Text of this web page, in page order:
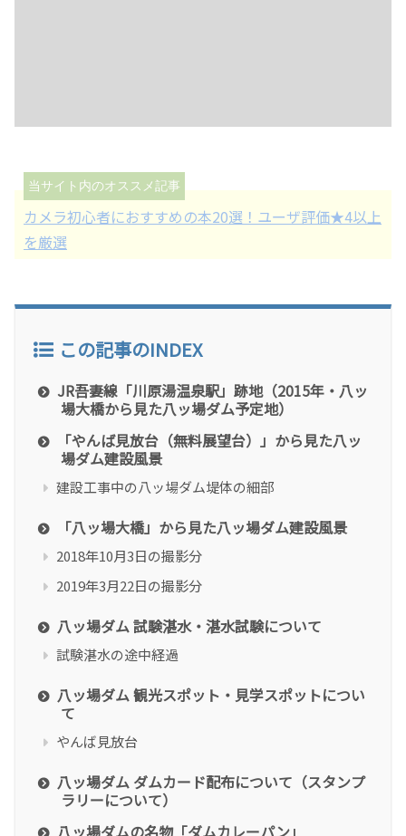
カメラ初心者におすすめの本20選！ユーザ評価★4以上
を厳選
この記事のINDEX
JR吾妻線「川原湯温泉駅」跡地（2015年・八ッ
場大橋から見た八ッ場ダム予定地）
「やんば見放台（無料展望台）」から見た八ッ
場ダム建設風景
建設工事中の八ッ場ダム堤体の細部
「八ッ場大橋」から見た八ッ場ダム建設風景
2018年10月3日の撮影分
2019年3月22日の撮影分
八ッ場ダム 試験湛水・湛水試験について
試験湛水の途中経過
八ッ場ダム 観光スポット・見学スポットについ
て
やんば見放台
八ッ場ダム ダムカード配布について（スタンプ
ラリーについて）
八ッ場ダムの名物「ダムカレーパン」